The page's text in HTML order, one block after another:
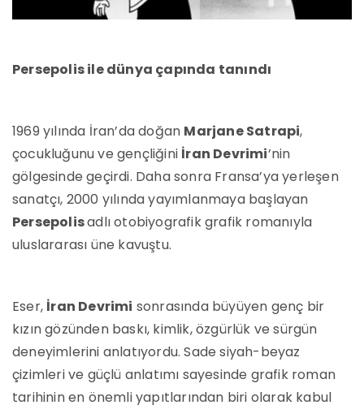
Persepolis ile dünya çapında tanındı
1969 yılında İran’da doğan Marjane Satrapi,
çocukluğunu ve gençliğini İran Devrimi’nin
gölgesinde geçirdi. Daha sonra Fransa’ya yerleşen
sanatçı, 2000 yılında yayımlanmaya başlayan
Persepolisadlı otobiyografik grafik romanıyla
uluslararası üne kavuştu.
Eser, İran Devrimi sonrasında büyüyen genç bir
kızın gözünden baskı, kimlik, özgürlük ve sürgün
deneyimlerini anlatıyordu. Sade siyah-beyaz
çizimleri ve güçlü anlatımı sayesinde grafik roman
tarihinin en önemli yapıtlarından biri olarak kabul